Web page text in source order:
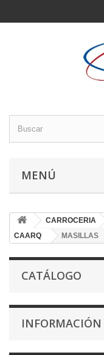
MENÚ
CARROCERIA
CAARQ
MASILLAS
CATÁLOGO
INFORMACIÓN